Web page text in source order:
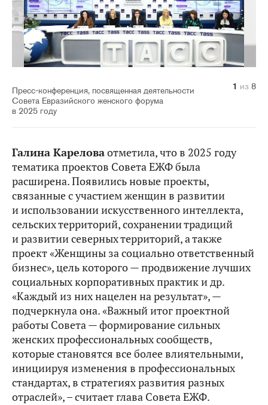
Пресс-конференция, посвященная деятельности
Совета Евразийского женского форума
в 2025 году
1 из 8
2 из 8
3 из 8
4 из 8
5 из 8
6 из 8
7 из 8
8 из 8
Галина Кареловаотметила, что в 2025 году
тематика проектов Совета ЕЖФ была
расширена. Появились новые проекты,
связанные с участием женщин в развитии
и использовании искусственного интеллекта,
сельских территорий, сохранении традиций
и развитии северных территорий, а также
проект «Женщины за социально ответственный
бизнес», цель которого — продвижение лучших
социальных корпоративных практик и др.
«Каждый из них нацелен на результат», —
подчеркнула она. «Важный итог проектной
работы Совета — формирование сильных
женских профессиональных сообществ,
которые становятся все более влиятельными,
инициируя изменения в профессиональных
стандартах, в стратегиях развития разных
отраслей», – считает глава Совета ЕЖФ.